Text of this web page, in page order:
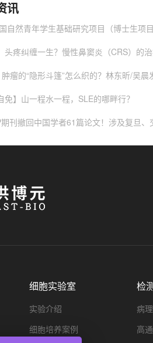
讯
自然青年学生基础研究项目（博士生项
头疼纠缠一生？慢性鼻窦炎（CRS）的
瘤的“隐形斗篷”怎么织的？林东昕/吴
免】山一程水一程，SLE的哪畔行？
刊撤回中国学者61篇论文！涉及复旦
细胞实验室
实验介绍
细胞培养案例
检
病
高